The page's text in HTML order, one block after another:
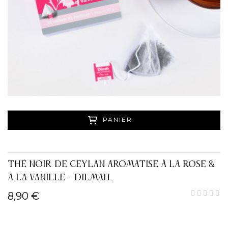
PANIER
THÉ NOIR DE CEYLAN AROMATISÉ À LA ROSE &
À LA VANILLE - DILMAH...
8,90 €